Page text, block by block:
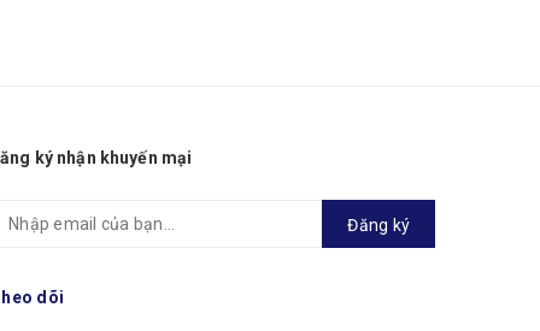
ký nhận khuyến mại
Đăng ký
dõi